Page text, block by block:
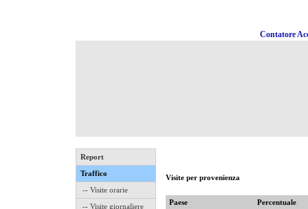
Contatore
Report
Traffico
-- Visite orarie
-- Visite giornaliere
Visite per provenienza
Paese
Percentuale